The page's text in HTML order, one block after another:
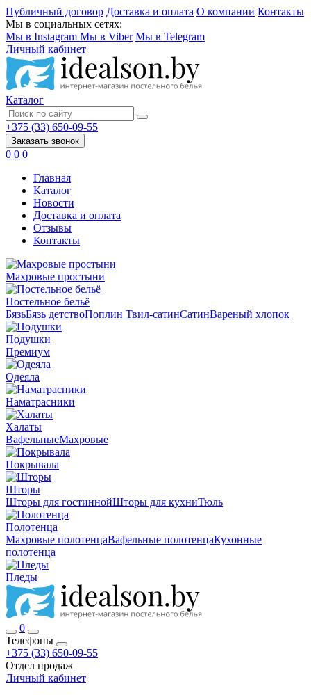
Публичный договор Доставка и оплата О компании Контакты
Мы в социальных сетях:
Мы в Instagram Мы в Viber Мы в Telegram
Личный кабинет
Каталог
+375 (33) 650-09-55
Заказать звонок
0 0 0
Главная
Каталог
Новости
Доставка и оплата
Отзывы
Контакты
Махровые простыни
Постельное бельё
БязьБязь детствоПоплин Твил-сатинСатинВареный хлопок
Подушки
Премиум
Одеяла
Наматрасники
Халаты
ВафельныеМахровые
Покрывала
Шторы
Шторы для гостиннойШторы для кухниТюль
Полотенца
Махровые полотенцаВафельные полотенцаКухонные
полотенца
Пледы
0
Телефоны
+375 (33) 650-09-55
Отдел продаж
Личный кабинет